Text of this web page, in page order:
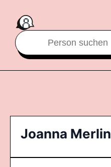
Joanna Merlin